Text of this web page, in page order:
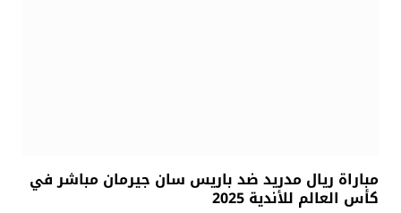
مباراة ريال مدريد ضد باريس سان جيرمان مباشر في
كأس العالم للأندية 2025